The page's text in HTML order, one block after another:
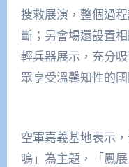
搜救展演，整個過
斷；另會場還設置
輕兵器展示，充分
眾享受溫馨知性的國
空軍嘉義基地表示
嗚」為主題，「鳳